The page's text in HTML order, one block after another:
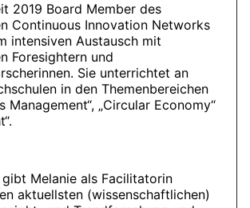
2019 Board Member des
Continuous Innovation Networks
intensiven Austausch mit
Foresightern und
Sie unterrichtet an
in den Themenbereichen
Management“, „Circular Economy“
Melanie als Facilitatorin
aktuellsten (wissenschaftlichen)